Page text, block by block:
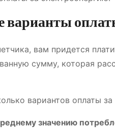
варианты
вам придется
сумму, которая
вариантов оплаты
значению